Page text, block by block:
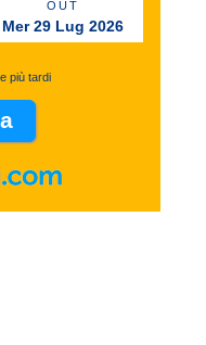
OUT
Mer 29 Lug 2026
più tardi